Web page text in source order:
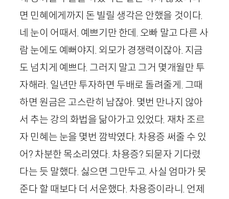
면 민혜에게까지 돈 빌릴 생각은 안했을 것이다.
네 눈이 어때서. 예쁘기만 한데. 오빠 말고 다른 사
람 눈에도 예뻐야지. 외모가 경쟁력이잖아. 지금
도 넘치게 예쁘다. 그러지 말고 그거 몇개월만 투
자해라. 일년만 투자하면 두배로 돌려줄게. 그때
하면 원금은 고스란히 남잖아. 몇번 만나지 않아
서 추는 강의 화법을 닮아가고 있었다. 재차 조르
자 민혜는 눈을 몇번 깜박였다. 차용증 써줄 수 있
어? 차분한 목소리였다. 차용증? 되묻자 기다렸
다는 듯 말했다. 싫으면 그만두고. 사실 엄마가 못
준다 할 때보다 더 서운했다. 차용증이라니. 언제